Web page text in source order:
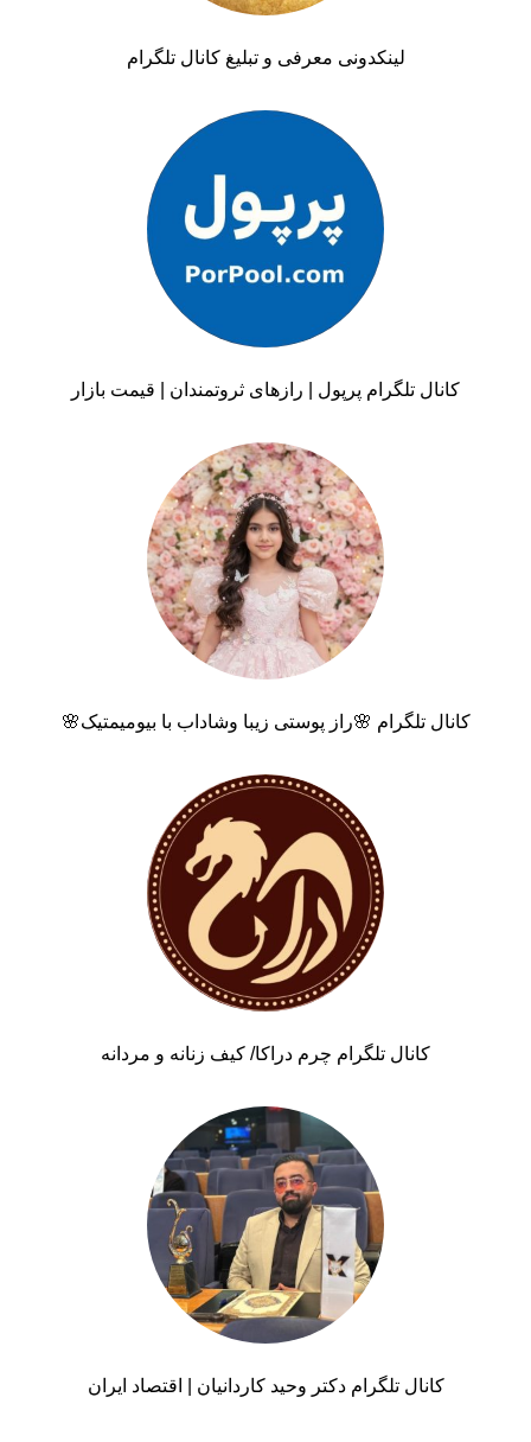
لینکدونی معرفی و تبلیغ کانال تلگرام
کانال تلگرام پرپول | رازهای ثروتمندان | قیمت بازار
کانال تلگرام 🌸راز پوستی زیبا وشاداب با بیومیمتیک🌸
کانال تلگرام چرم دراکا/ کیف زنانه و مردانه
کانال تلگرام دکتر وحید کاردانیان | اقتصاد ایران